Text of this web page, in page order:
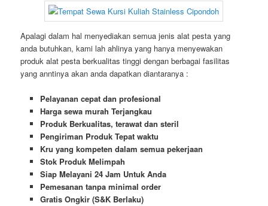
Apalagi dalam hal menyediakan semua jenis alat pesta yang
anda butuhkan, kami lah ahlinya yang hanya menyewakan
produk alat pesta berkualitas tinggi dengan berbagai fasilitas
yang anntinya akan anda dapatkan diantaranya :
Pelayanan cepat dan profesional
Harga sewa murah Terjangkau
Produk Berkualitas, terawat dan steril
Pengiriman Produk Tepat waktu
Kru yang kompeten dalam semua pekerjaan
Stok Produk Melimpah
Siap Melayani 24 Jam Untuk Anda
Pemesanan tanpa minimal order
Gratis Ongkir (S&K Berlaku)